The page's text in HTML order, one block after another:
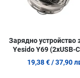
Зарядно устройство
Yesido Y69 (2xUSB-
19,38 € / 37,90